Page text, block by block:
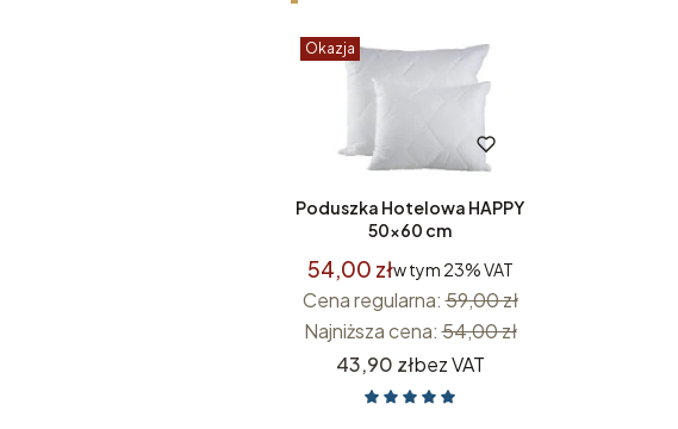
Okazja
Poduszka Hotelowa HAPPY
50x60 cm
54,00 złw tym 23%VAT
Cena regularna: 59,00 zł
Najniższa cena: 54,00 zł
Cena
43,90 złbez VAT